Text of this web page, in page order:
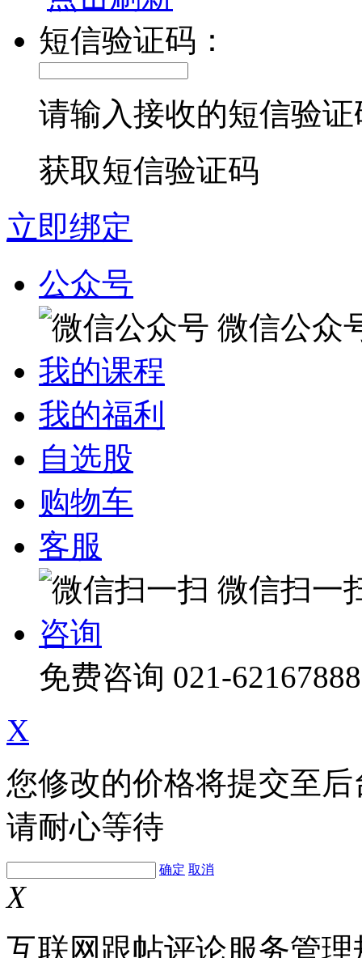
短信验证码：
请输入接收的短信验证
获取短信验证码
立即绑定
公众号
微信公众
我的课程
我的福利
自选股
购物车
客服
微信扫一
咨询
免费咨询 021-62167888
X
您修改的价格将提交至
请耐心等待
确定 取消
X
互联网跟帖评论服务管理